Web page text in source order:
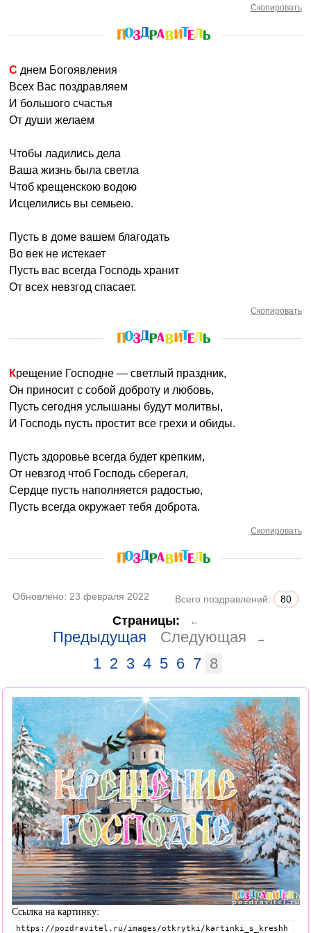
Скопировать
С днем Богоявления
Всех Вас поздравляем
И большого счастья
От души желаем
Чтобы ладились дела
Ваша жизнь была светла
Чтоб крещенскою водою
Исцелились вы семьею.
Пусть в доме вашем благодать
Во век не истекает
Пусть вас всегда Господь хранит
От всех невзгод спасает.
Скопировать
Крещение Господне — светлый праздник,
Он приносит с собой доброту и любовь,
Пусть сегодня услышаны будут молитвы,
И Господь пусть простит все грехи и обиды.
Пусть здоровье всегда будет крепким,
От невзгод чтоб Господь сберегал,
Сердце пусть наполняется радостью,
Пусть всегда окружает тебя доброта.
Скопировать
Обновлено: 23 февраля 2022 Всего поздравлений: 80
Страницы: ←
Предыдущая Следующая →
1 2 3 4 5 6 7 8
Ссылка на картинку: